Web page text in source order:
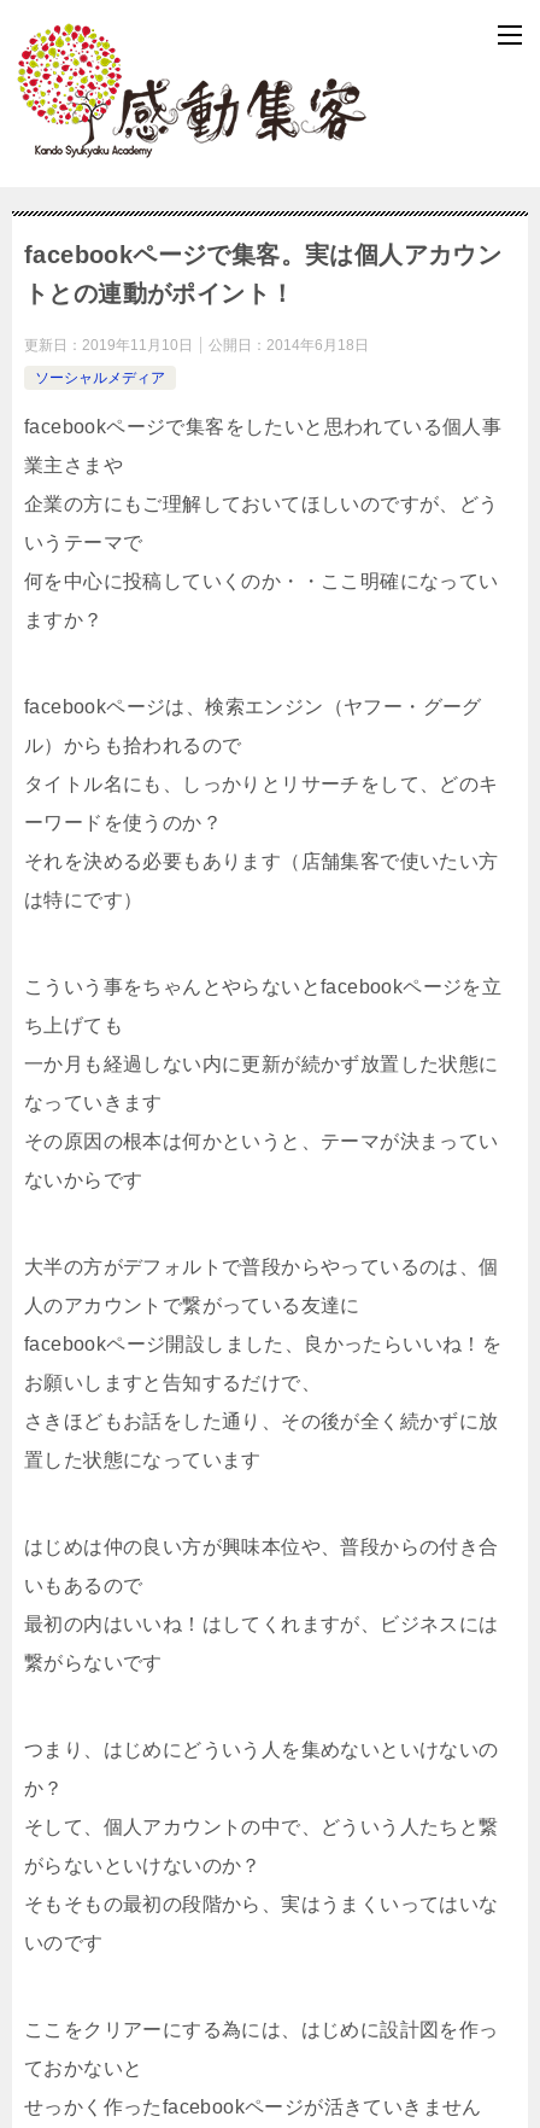
facebookページで集客。実は個人アカウン
トとの連動がポイント！
更新日： 2019年11月10日 公開日： 2014年6月18日
ソーシャルメディア
facebookページで集客をしたいと思われている個人事
業主さまや
企業の方にもご理解しておいてほしいのですが、どう
いうテーマで
何を中心に投稿していくのか・・ここ明確になってい
ますか？
facebookページは、検索エンジン（ヤフー・グーグ
ル）からも拾われるので
タイトル名にも、しっかりとリサーチをして、どのキ
ーワードを使うのか？
それを決める必要もあります（店舗集客で使いたい方
は特にです）
こういう事をちゃんとやらないとfacebookページを立
ち上げても
一か月も経過しない内に更新が続かず放置した状態に
なっていきます
その原因の根本は何かというと、テーマが決まってい
ないからです
大半の方がデフォルトで普段からやっているのは、個
人のアカウントで繋がっている友達に
facebookページ開設しました、良かったらいいね！を
お願いしますと告知するだけで、
さきほどもお話をした通り、その後が全く続かずに放
置した状態になっています
はじめは仲の良い方が興味本位や、普段からの付き合
いもあるので
最初の内はいいね！はしてくれますが、ビジネスには
繋がらないです
つまり、はじめにどういう人を集めないといけないの
か？
そして、個人アカウントの中で、どういう人たちと繋
がらないといけないのか？
そもそもの最初の段階から、実はうまくいってはいな
いのです
ここをクリアーにする為には、はじめに設計図を作っ
ておかないと
せっかく作ったfacebookページが活きていきません